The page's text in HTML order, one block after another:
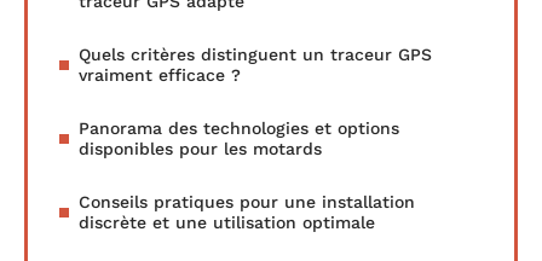
Quels critères distinguent un traceur GPS
vraiment efficace ?
Panorama des technologies et options
disponibles pour les motards
Conseils pratiques pour une installation
discrète et une utilisation optimale